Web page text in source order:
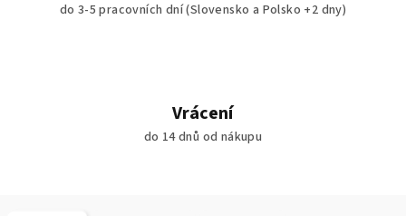
do 3-5 pracovních dní (Slovensko a Polsko +2 dny)
Vrácení
do 14 dnů od nákupu